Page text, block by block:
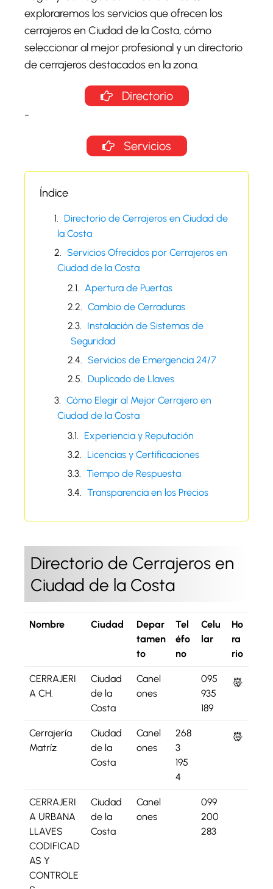
exploraremos los servicios que ofrecen los
cerrajeros en Ciudad de la Costa, cómo
seleccionar al mejor profesional y un directorio
de cerrajeros destacados en la zona.
Directorio
-
Servicios
Índice
Directorio de Cerrajeros en Ciudad de
la Costa
Servicios Ofrecidos por Cerrajeros en
Ciudad de la Costa
Apertura de Puertas
Cambio de Cerraduras
Instalación de Sistemas de
Seguridad
Servicios de Emergencia 24/7
Duplicado de Llaves
Cómo Elegir al Mejor Cerrajero en
Ciudad de la Costa
Experiencia y Reputación
Licencias y Certificaciones
Tiempo de Respuesta
Transparencia en los Precios
Directorio de Cerrajeros en
Ciudad de la Costa
Nombre Ciudad
Depar
tamen
to
Tel
éfo
no
Celu
lar
Ho
ra
rio
CERRAJERI
A CH.
Ciudad
de la
Costa
Canel
ones
095
935
189
Cerrajería
Matríz
Ciudad
de la
Costa
Canel
ones
268
3
195
4
CERRAJERI
A URBANA
LLAVES
CODIFICAD
AS Y
CONTROLE
Ciudad
de la
Costa
Canel
ones
099
200
283